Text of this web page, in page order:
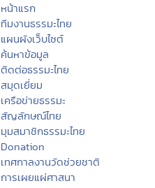
หน้าแรก
ทีมงานธรรมะไทย
แผนผังเว็บไซต์
ค้นหาข้อมูล
ติดต่อธรรมะไทย
สมุดเยี่ยม
เครือข่ายธรรมะ
สัญลักษณ์ไทย
มุมสมาชิกธรรมะไทย
Donation
เทศกาลงานวัดช่วยชาติ
การเผยแผ่ศาสนา